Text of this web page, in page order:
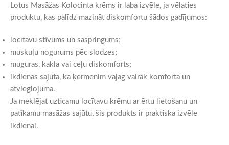
Lotus Masāžas Kolocinta krēms ir laba izvēle, ja vēlaties
produktu, kas palīdz mazināt diskomfortu šādos gadījumos:
locītavu stīvums un saspringums;
muskuļu nogurums pēc slodzes;
muguras, kakla vai ceļu diskomforts;
ikdienas sajūta, ka ķermenim vajag vairāk komforta un
atvieglojuma.
Ja meklējat uzticamu locītavu krēmu ar ērtu lietošanu un
patīkamu masāžas sajūtu, šis produkts ir praktiska izvēle
ikdienai.